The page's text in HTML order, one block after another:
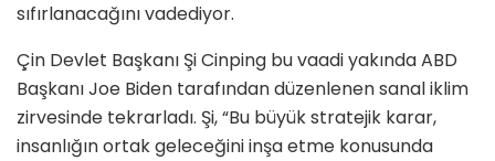
sıfırlanacağını vadediyor.
Çin Devlet Başkanı Şi Cinping bu vaadi yakında ABD
Başkanı Joe Biden tarafından düzenlenen sanal iklim
zirvesinde tekrarladı. Şi, “Bu büyük stratejik karar,
insanlığın ortak geleceğini inşa etme konusunda